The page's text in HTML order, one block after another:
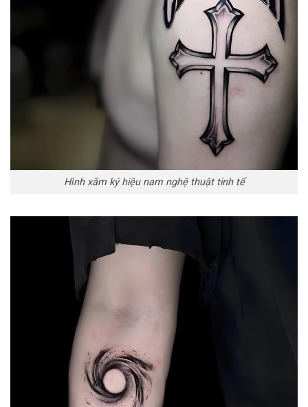
Hình xăm ký hiệu nam nghệ thuật tinh tế